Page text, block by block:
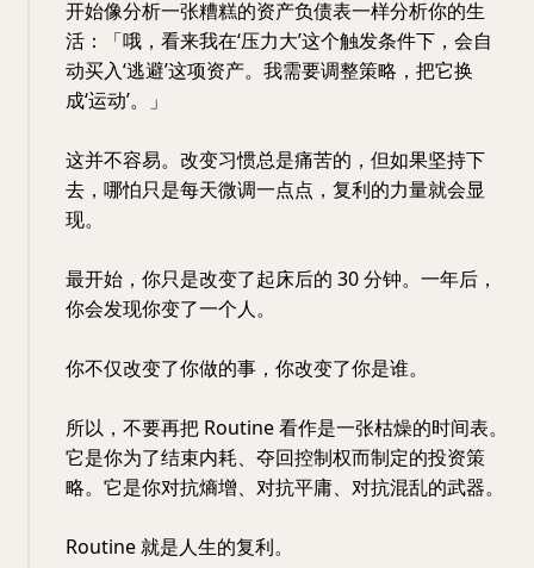
开始像分析一张糟糕的资产负债表一样分析你的生
活：「哦，看来我在‘压力大’这个触发条件下，会自
动买入‘逃避’这项资产。我需要调整策略，把它换
成‘运动’。」
这并不容易。改变习惯总是痛苦的，但如果坚持下
去，哪怕只是每天微调一点点，复利的力量就会显
现。
最开始，你只是改变了起床后的 30 分钟。一年后，
你会发现你变了一个人。
你不仅改变了你做的事，你改变了你是谁。
所以，不要再把 Routine 看作是一张枯燥的时间表。
它是你为了结束内耗、夺回控制权而制定的投资策
略。它是你对抗熵增、对抗平庸、对抗混乱的武器。
Routine 就是人生的复利。